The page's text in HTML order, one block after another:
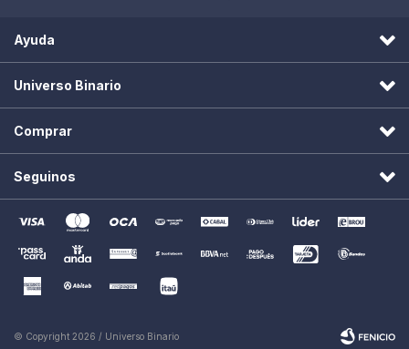
Ayuda
Universo Binario
Comprar
Seguinos
© Copyright 2026 / Universo Binario